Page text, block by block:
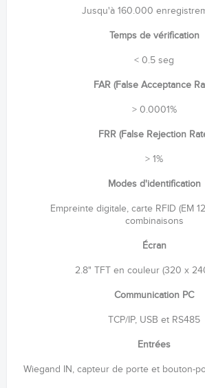
Jusqu'à 160.000
Temps de vérification
< 0.5 seg
FAR (False Acceptance
> 0.0001%
FRR (False Rejection
> 1%
Modes d'identification
Empreinte digitale, carte RFID (EM
combinaisons
Écran
2.8" TFT en couleur (320 x
Communication PC
TCP/IP, USB et RS485
Entrées
Wiegand IN, capteur de porte et bouton-